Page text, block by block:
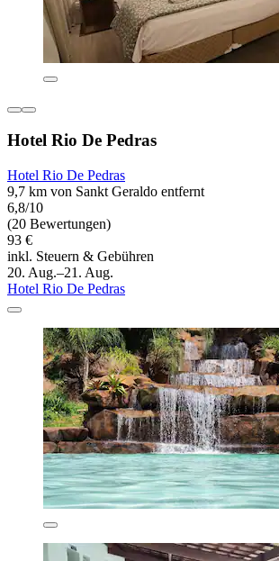
Hotel Rio De Pedras
Hotel Rio De Pedras
9,7 km von Sankt Geraldo entfernt
6,8/10
(20 Bewertungen)
93 €
inkl. Steuern & Gebühren
20. Aug.–21. Aug.
Hotel Rio De Pedras